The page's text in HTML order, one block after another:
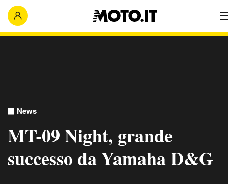
News
MT-09 Night, grande
successo da Yamaha D&G